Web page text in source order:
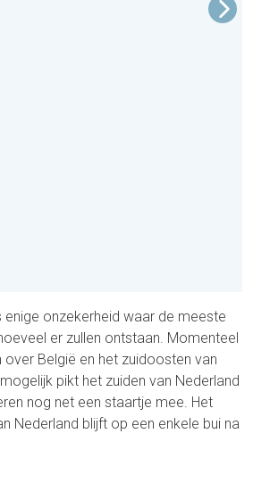
onzekerheid waar de meeste
er zullen ontstaan. Momenteel
over België en het zuidoosten van
pikt het zuiden van Nederland
nog net een staartje mee. Het
Nederland blijft op een enkele bui na